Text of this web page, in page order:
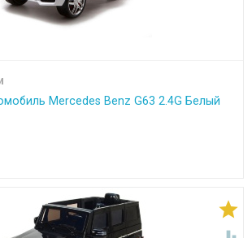
Mercedes Benz G63 2.4G Белый
